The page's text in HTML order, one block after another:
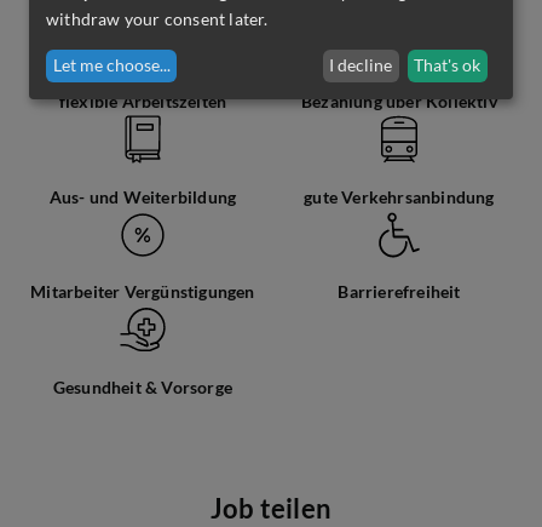
flexible Arbeitszeiten Bezahlung über Kollektiv
Aus- und Weiterbildung gute Verkehrsanbindung
Mitarbeiter Vergünstigungen Barrierefreiheit
Gesundheit & Vorsorge
Job teilen
withdraw your consent later.
Let me choose... I decline That's ok